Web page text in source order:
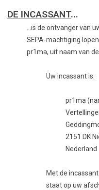
DE INCASSANT...
...is de ontvanger van
SEPA-machtiging
pr1ma, uit naam van
Uw incassant is:
pr1ma
2151 DK
Nederland
Met de
staat op uw